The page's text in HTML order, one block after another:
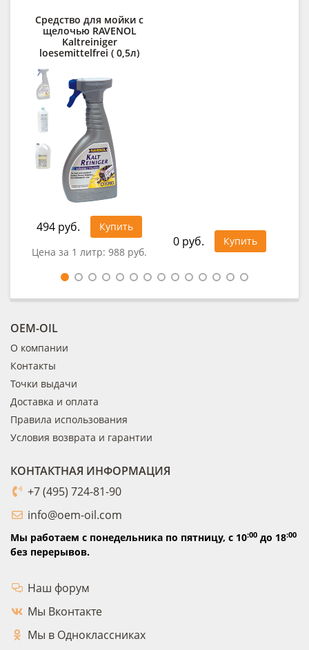
Средство для мойки с
щелочью RAVENOL
Kaltreiniger
loesemittelfrei ( 0,5л)
494 руб.
Купить
Цена за 1 литр: 988 руб.
0 руб. Купить
OEM-OIL
О компании
Контакты
Точки выдачи
Доставка и оплата
Правила использования
Условия возврата и гарантии
КОНТАКТНАЯ ИНФОРМАЦИЯ
+7 (495) 724-81-90
info@oem-oil.com
Мы работаем с понедельника по пятницу, с 10:00 до 18:00
без перерывов.
Наш форум
Мы Вконтакте
Мы в Одноклассниках